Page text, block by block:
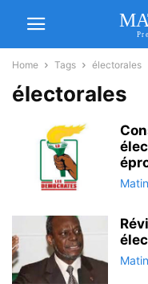
Home Tags électorales
électorales